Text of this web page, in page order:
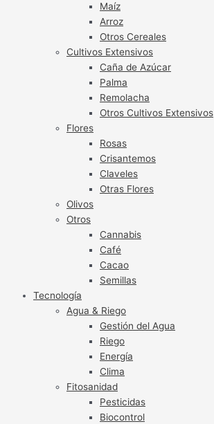
Maíz
Arroz
Otros Cereales
Cultivos Extensivos
Caña de Azúcar
Palma
Remolacha
Otros Cultivos Extensivos
Flores
Rosas
Crisantemos
Claveles
Otras Flores
Olivos
Otros
Cannabis
Café
Cacao
Semillas
Tecnología
Agua & Riego
Gestión del Agua
Riego
Energía
Clima
Fitosanidad
Pesticidas
Biocontrol